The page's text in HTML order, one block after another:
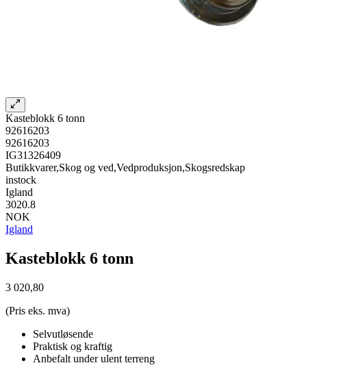
Kasteblokk 6 tonn
92616203
92616203
IG31326409
Butikkvarer,Skog og ved,Vedproduksjon,Skogsredskap
instock
Igland
3020.8
NOK
Igland
Kasteblokk 6 tonn
3 020,80
(Pris eks. mva)
Selvutløsende
Praktisk og kraftig
Anbefalt under ulent terreng